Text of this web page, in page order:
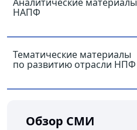
НАПФ
Тематические материалы
по развитию отрасли НПФ
Обзор СМИ